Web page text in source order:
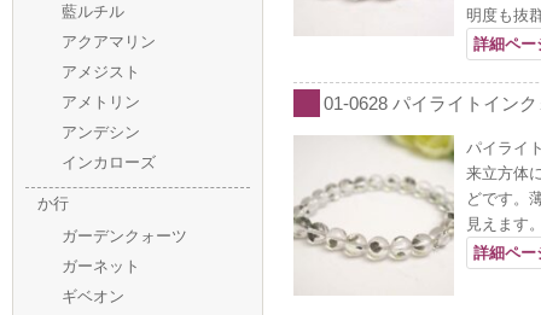
明度も抜
詳細ペ
01-0628 パイライトイン
パイライ
来立方体
どです。
見えます
詳細ペ
藍ルチル
アクアマリン
アメジスト
アメトリン
アンデシン
インカローズ
か行
ガーデンクォーツ
ガーネット
ギベオン